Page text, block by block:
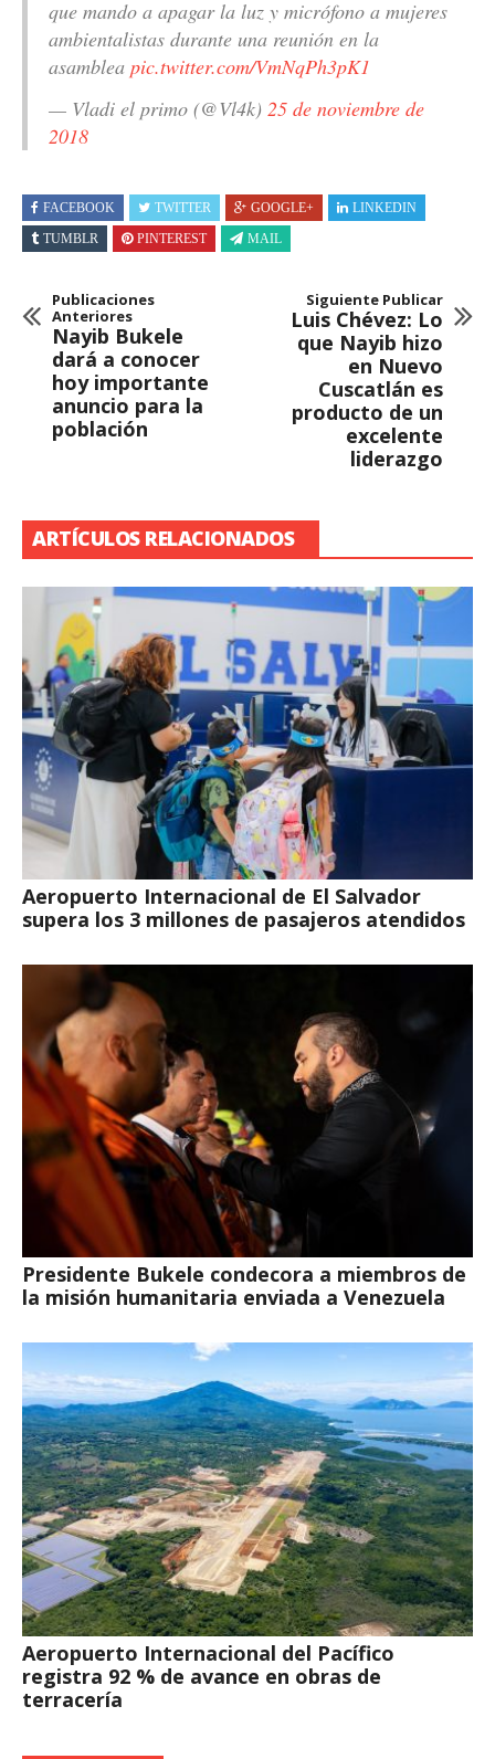
que mando a apagar la luz y micrófono a mujeres
ambientalistas durante una reunión en la
asamblea pic.twitter.com/VmNqPh3pK1
— Vladi el primo (@Vl4k) 25 de noviembre de
2018
FACEBOOK TWITTER GOOGLE+
LINKEDIN
TUMBLR
PINTEREST MAIL
Publicaciones
Anteriores
Nayib Bukele
dará a conocer
hoy importante
anuncio para la
población
Siguiente Publicar
Luis Chévez: Lo
que Nayib hizo
en Nuevo
Cuscatlán es
producto de un
excelente
liderazgo
ARTÍCULOS RELACIONADOS
Aeropuerto Internacional de El Salvador
supera los 3 millones de pasajeros atendidos
Presidente Bukele condecora a miembros de
la misión humanitaria enviada a Venezuela
Aeropuerto Internacional del Pacífico
registra 92 % de avance en obras de
terracería